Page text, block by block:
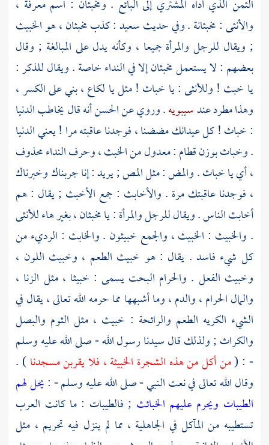
الثمن الذي أداه المشتري إلى البائع . ومخبثان : اسم معرفة ،
والأنثى : مخبثانة . وفي حديثسعيد: كذب مخبثان ، هو الخبيث
; ويقال للرجل والمرأة جميعا ، وكأنه يدل على المبالغة ; وقال
بعضهم : لا يستعمل مخبثان إلا في النداء خاصة . ويقال للذكر :
يا خبث ! وللأنثى : يا خباث ! مثل يا لكاع ، بني على الكسر ،
وهذا مطرد عندسيبويه. وروي عنالحسنأنه قال يخاطب الدنيا
: خباث ! كل عيدانك مضضنا ، فوجدنا عاقبته مرا ! يعني الدنيا
. وخباث بوزن قطام : معدول من الخبث ، وحرف النداء محذوف
، أي يا خباث . والمض : مثل المص ; يريد : إنا جربناك وخبرناك
، فوجدنا عاقبتك مرة . والأخابث : جمع الأخبث ; يقال : هم
أخابث الناس . ويقال للرجل والمرأة : يا مخبثان ، بغير هاء للأنثى
. والخبيث : الخبيث ، والجمع خبيثون . والخابث : الرديء من
كل شيء فاسد . يقال : هو خبيث الطعم ، وخبيث اللون ،
وخبيث الفعل . والحرام البحت يسمى : خبيثا ، مثل الزنا ،
والمال الحرام ، والدم ، وما أشبهها مما حرمه الله تعالى ، يقال في
الشيء الكريه الطعم والرائحة : خبيث ، مثل الثوم والبصل
والكراث ; ولذلك قال سيدنا رسول الله - صلى الله عليه وسلم
- : (من أكل من هذه الشجرة الخبيثة ، فلا يقربن مسجدنا) .
وقال الله تعالى في نعت النبي - صلى الله عليه وسلم - :يحل لهم
الطيبات ويحرم عليهم الخبائث ; فالطيبات : ما كانت العرب
تستطيبه من المآكل في الجاهلية ، مما لم ينزل فيه تحريم ، مثل